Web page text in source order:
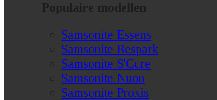
Populaire modellen
Samsonite Essens
Samsonite Respark
Samsonite S'Cure
Samsonite Nuon
Samsonite Proxis